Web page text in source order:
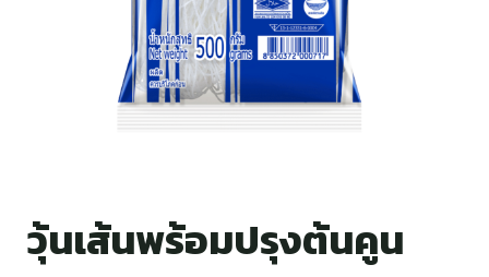
วุ้นเส้นพร้อมปรุงต้นคูน